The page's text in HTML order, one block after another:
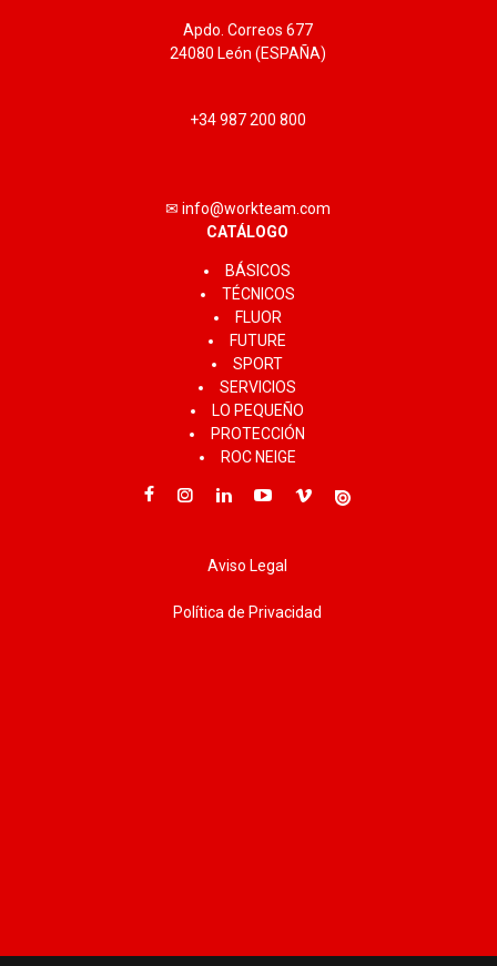
Apdo. Correos 677
24080 León (ESPAÑA)
+34 987 200 800
✉ info@workteam.com
CATÁLOGO
BÁSICOS
TÉCNICOS
FLUOR
FUTURE
SPORT
SERVICIOS
LO PEQUEÑO
PROTECCIÓN
ROC NEIGE
Aviso Legal
Política de Privacidad